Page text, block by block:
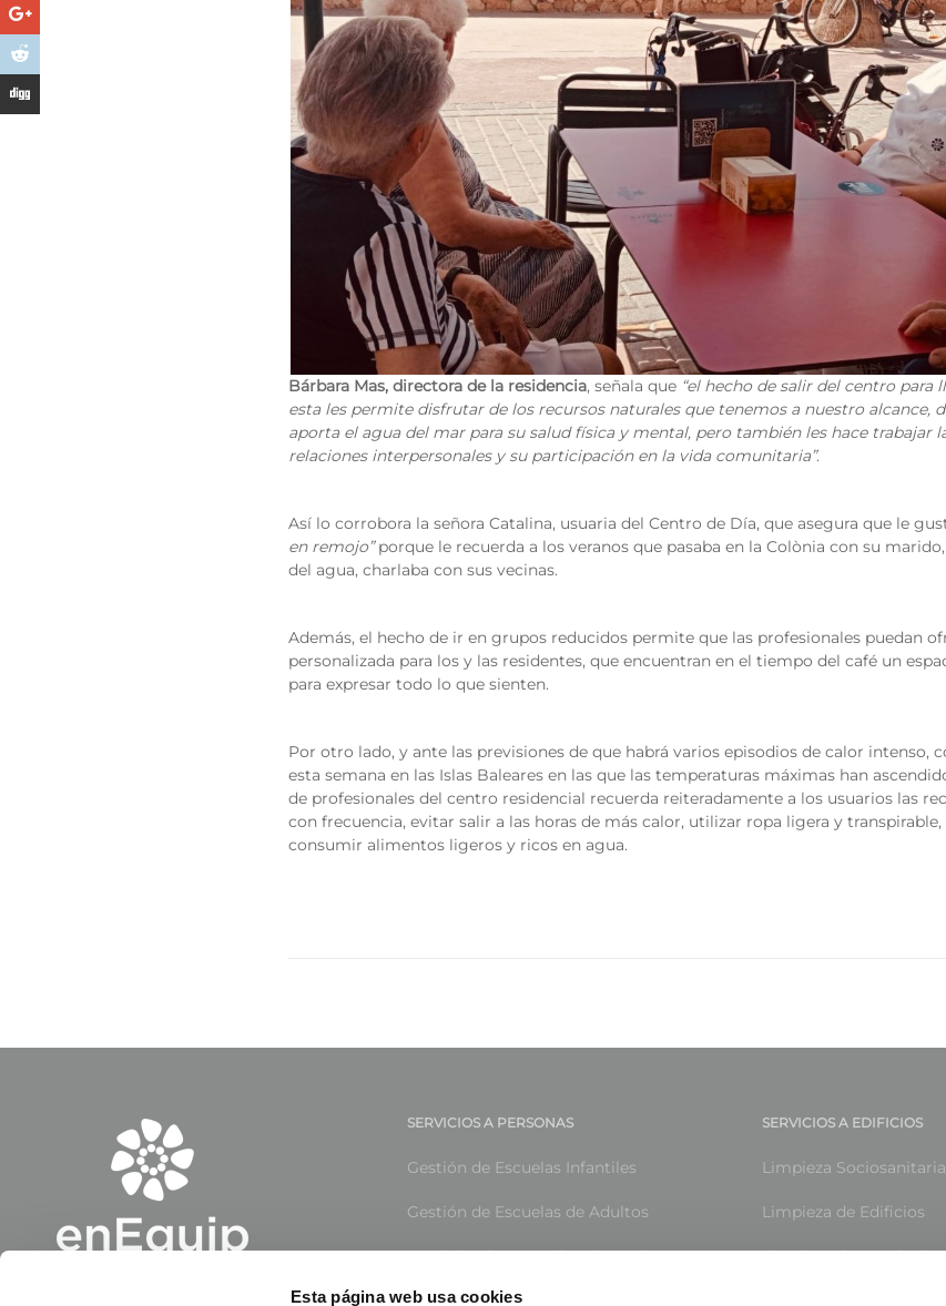
Esta página web usa cookies
Bárbara Mas, directora de la residencia, señala que “el hecho de salir del centro
esta les permite disfrutar de los recursos naturales que tenemos a nuestro alcance,
aporta el agua del mar para su salud física y mental, pero también les hace trabajar
relaciones interpersonales y su participación en la vida comunitaria”.
Así lo corrobora la señora Catalina, usuaria del Centro de Día, que asegura que le
en remojo”porque le recuerda a los veranos que pasaba en la Colònia con su
del agua, charlaba con sus vecinas.
Además, el hecho de ir en grupos reducidos permite que las profesionales puedan
personalizada para los y las residentes, que encuentran en el tiempo del café un
para expresar todo lo que sienten.
Por otro lado, y ante las previsiones de que habrá varios episodios de calor intenso,
esta semana en las Islas Baleares en las que las temperaturas máximas han
de profesionales del centro residencial recuerda reiteradamente a los usuarios las
con frecuencia, evitar salir a las horas de más calor, utilizar ropa ligera y
consumir alimentos ligeros y ricos en agua.
SERVICIOS A PERSONAS
Gestión de Escuelas Infantiles
Gestión de Escuelas de Adultos
Servicios de Atención a las Mujeres
Gestión de Centros Residenciales
SERVICIOS A EDIFICIOS
Limpieza
Limpieza de Edificios
Limpieza de